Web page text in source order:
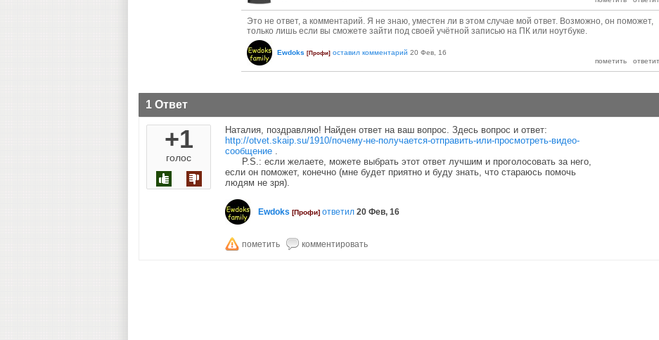
Это не ответ, а комментарий. Я не знаю, уместен ли в этом случае мой ответ. Возможно, он поможет,
только лишь если вы сможете зайти под своей учётной записью на ПК или ноутбуке.
Ewdoks [Профи] оставил комментарий 20 Фев, 16
1 Ответ
+1
голос
Наталия, поздравляю! Найден ответ на ваш вопрос. Здесь вопрос и ответ:
http://otvet.skaip.su/1910/почему-не-получается-отправить-или-просмотреть-видео-
сообщение
P.S.: если желаете, можете выбрать этот ответ лучшим и проголосовать за него,
если он поможет, конечно (мне будет приятно и буду знать, что стараюсь помочь
людям не зря).
Ewdoks [Профи] ответил 20 Фев, 16